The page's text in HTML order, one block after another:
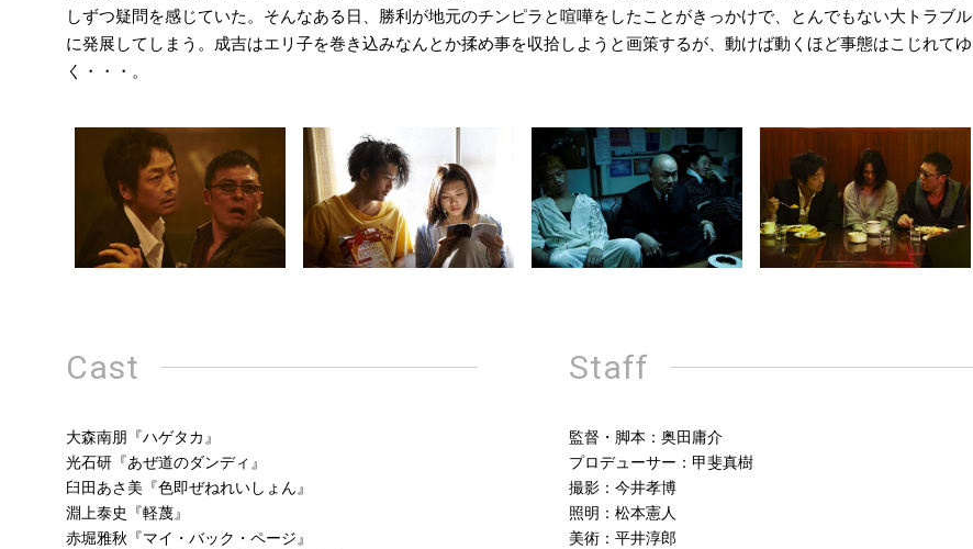
しずつ疑問を感じていた。そんなある日、勝利が地元のチンピラと喧嘩をしたことがきっかけで、とんでもない大トラブル
に発展してしまう。成吉はエリ子を巻き込みなんとか揉め事を収拾しようと画策するが、動けば動くほど事態はこじれてゆ
く・・・。
Cast
大森南朋『ハゲタカ』
光石研『あぜ道のダンディ』
臼田あさ美『色即ぜねれいしょん』
淵上泰史『軽蔑』
赤堀雅秋『マイ・バック・ページ』
Staff
監督・脚本：奥田庸介
プロデューサー：甲斐真樹
撮影：今井孝博
照明：松本憲人
美術：平井淳郎